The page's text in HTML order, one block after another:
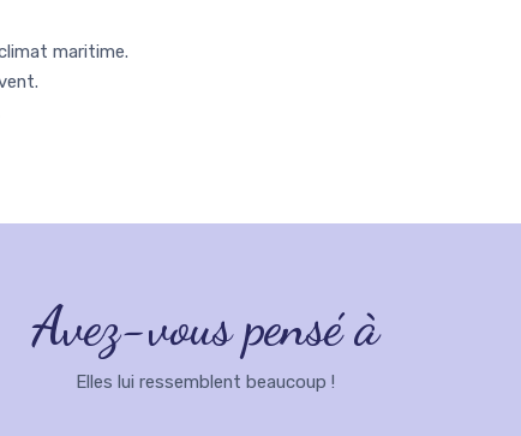
maritime.
Avez-vous pensé à
Elles lui ressemblent beaucoup !